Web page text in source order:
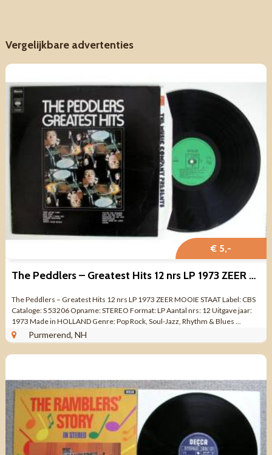
Vergelijkbare advertenties
€ 5,-
The Peddlers – Greatest Hits 12 nrs LP 1973 ZEER MOOIE STAAT
The Peddlers – Greatest Hits 12 nrs LP 1973 ZEER MOOIE STAAT Label: CBS
Cataloge: S 53206 Opname: STEREO Format: LP Aantal nrs: 12 Uitgave jaar:
1973 Made in HOLLAND Genre: Pop Rock, Soul-Jazz, Rhythm & Blues ...
Purmerend, NH